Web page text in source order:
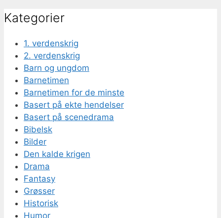
Kategorier
1. verdenskrig
2. verdenskrig
Barn og ungdom
Barnetimen
Barnetimen for de minste
Basert på ekte hendelser
Basert på scenedrama
Bibelsk
Bilder
Den kalde krigen
Drama
Fantasy
Grøsser
Historisk
Humor